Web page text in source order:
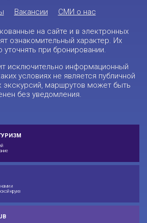
Вакансии СМИ о нас
на сайте и в электронных
ознакомительный характер. Их
уточнять при бронировании.
исключительно информационный
условиях не является публичной
экскурсий, маршрутов может быть
без уведомления.
и
круиз